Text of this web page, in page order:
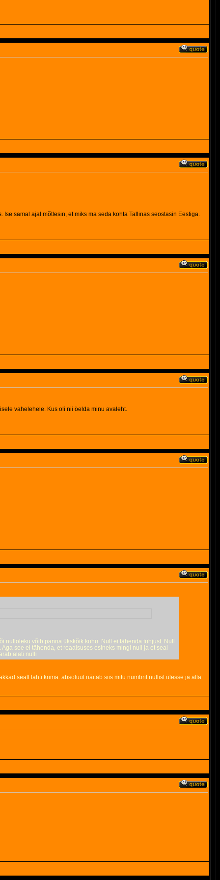
samal ajal mõtlesin, et miks ma seda kohta Tallinas seostasin Eestiga.
vahelehele. Kus oli nii öelda minu avaleht.
võib panna ükskõik kuhu. Null ei tähenda tühjust. Null
see ei tähenda, et reaalsuses esineks mingi null ja et seal
alati nulli
sealt lahti krima. absoluut näitab siis mitu numbrit nullist ülesse ja alla